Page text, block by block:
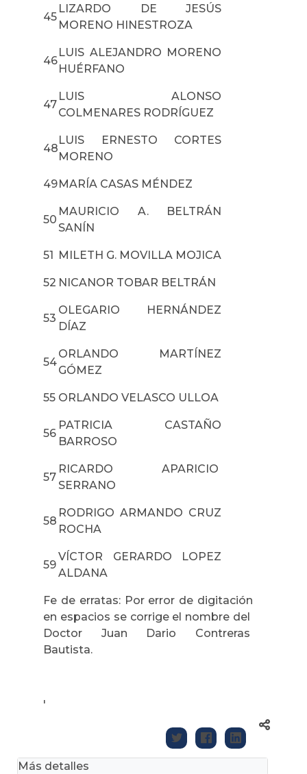
45
LIZARDO DE JESÚS
MORENO HINESTROZA
46
LUIS ALEJANDRO MORENO
HUÉRFANO
47
LUIS ALONSO
COLMENARES RODRÍGUEZ
48
LUIS ERNESTO CORTES
MORENO
49 MARÍA CASAS MÉNDEZ
50
MAURICIO A. BELTRÁN
SANÍN
51 MILETH G. MOVILLA MOJICA
52 NICANOR TOBAR BELTRÁN
53
OLEGARIO HERNÁNDEZ
DÍAZ
54
ORLANDO MARTÍNEZ
GÓMEZ
55 ORLANDO VELASCO ULLOA
56
PATRICIA CASTAÑO
BARROSO
57
RICARDO APARICIO
SERRANO
58
RODRIGO ARMANDO CRUZ
ROCHA
59
VÍCTOR GERARDO LOPEZ
ALDANA
Fe de erratas: Por error de digitación
en espacios se corrige el nombre del
Doctor Juan Dario Contreras
Bautista.
'
Más detalles